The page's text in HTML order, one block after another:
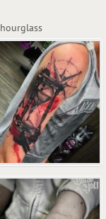
hourglass